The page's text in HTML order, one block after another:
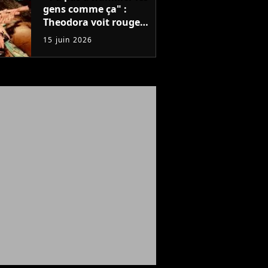
gens comme ça" :
Theodora voit rouge
après un concert,
mais que s'est-il passé
?
15 juin 2026